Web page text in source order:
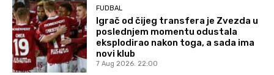
FUDBAL
Igrač od čijeg transfera je Zvezda u
poslednjem momentu odustala
eksplodirao nakon toga, a sada ima
novi klub
7 Aug 2026. 22:00